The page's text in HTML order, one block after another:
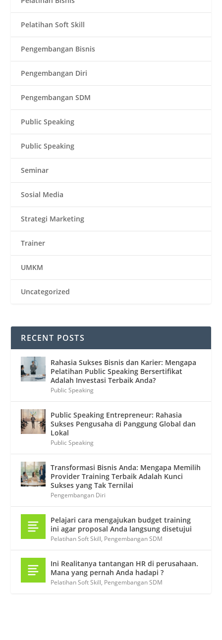
Pelatihan Soft Skill
Pengembangan Bisnis
Pengembangan Diri
Pengembangan SDM
Public Speaking
Public Speaking
Seminar
Sosial Media
Strategi Marketing
Trainer
UMKM
Uncategorized
RECENT POSTS
Rahasia Sukses Bisnis dan Karier: Mengapa
Pelatihan Public Speaking Bersertifikat
Adalah Investasi Terbaik Anda?
Public Speaking
Public Speaking Entrepreneur: Rahasia
Sukses Pengusaha di Panggung Global dan
Lokal
Public Speaking
Transformasi Bisnis Anda: Mengapa Memilih
Provider Training Terbaik Adalah Kunci
Sukses yang Tak Ternilai
Pengembangan Diri
Pelajari cara mengajukan budget training
ini agar proposal Anda langsung disetujui
Pelatihan Soft Skill, Pengembangan SDM
Ini Realitanya tantangan HR di perusahaan.
Mana yang pernah Anda hadapi ?
Pelatihan Soft Skill, Pengembangan SDM